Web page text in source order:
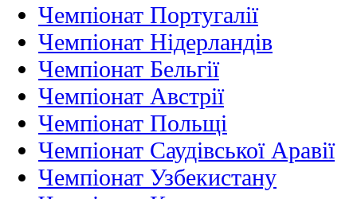
Чемпіонат Португалії
Чемпіонат Нідерландiв
Чемпіонат Бельгії
Чемпіонат Австрії
Чемпіонат Польщі
Чемпіонат Саудівської Аравії
Чемпіонат Узбекистану